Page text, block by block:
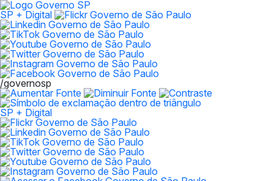
SP + Digital
/governosp
SP + Digital